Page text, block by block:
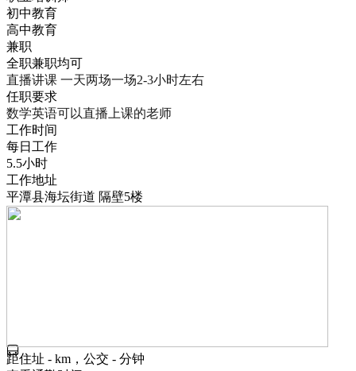
初中教育
高中教育
兼职
全职兼职均可
直播讲课 一天两场一场2-3小时左右
任职要求
数学英语可以直播上课的老师
工作时间
每日工作
5.5小时
工作地址
平潭县海坛街道 隔壁5楼
距住址 - km，公交 - 分钟